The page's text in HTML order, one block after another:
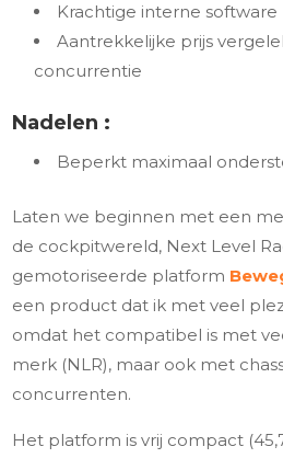
Krachtige interne software
Aantrekkelijke prijs
concurrentie
Nadelen :
Beperkt maximaal
Laten we beginnen met een
de cockpitwereld, Next Level
gemotoriseerde platform
een product dat ik met veel
omdat het compatibel is met
merk (NLR), maar ook met
concurrenten.
Het platform is vrij compact